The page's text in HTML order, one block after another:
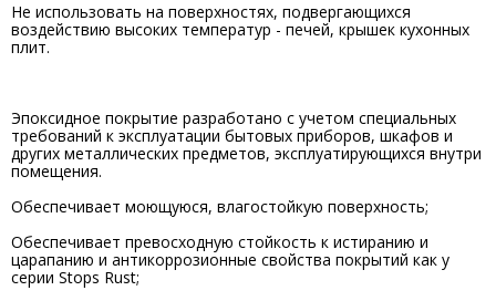
Не использовать на поверхностях, подвергающихся
воздействию высоких температур - печей, крышек кухонных
плит.
Эпоксидное покрытие разработано с учетом специальных
требований к эксплуатации бытовых приборов, шкафов и
других металлических предметов, эксплуатирующихся внутри
помещения.
Обеспечивает моющуюся, влагостойкую поверхность;
Обеспечивает превосходную стойкость к истиранию и
царапанию и антикоррозионные свойства покрытий как у
серии Stops Rust;